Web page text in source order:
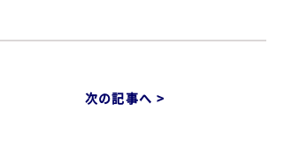
次の記事へ >